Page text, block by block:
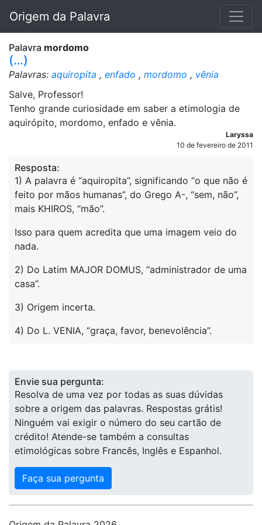
Origem da Palavra
Palavra mordomo
(…)
Palavras: aquiropita , enfado , mordomo , vênia
Salve, Professor!
Tenho grande curiosidade em saber a etimologia de
aquirópito, mordomo, enfado e vênia.
Laryssa
10 de fevereiro de 2011
Resposta:
1) A palavra é “aquiropita”, significando “o que não é
feito por mãos humanas”, do Grego A-, “sem, não”,
mais KHIROS, “mão”.
Isso para quem acredita que uma imagem veio do
nada.
2) Do Latim MAJOR DOMUS, “administrador de uma
casa”.
3) Origem incerta.
4) Do L. VENIA, “graça, favor, benevolência”.
Envie sua pergunta:
Resolva de uma vez por todas as suas dúvidas
sobre a origem das palavras. Respostas grátis!
Ninguém vai exigir o número do seu cartão de
crédito! Atende-se também a consultas
etimológicas sobre Francês, Inglês e Espanhol.
Faça sua pergunta